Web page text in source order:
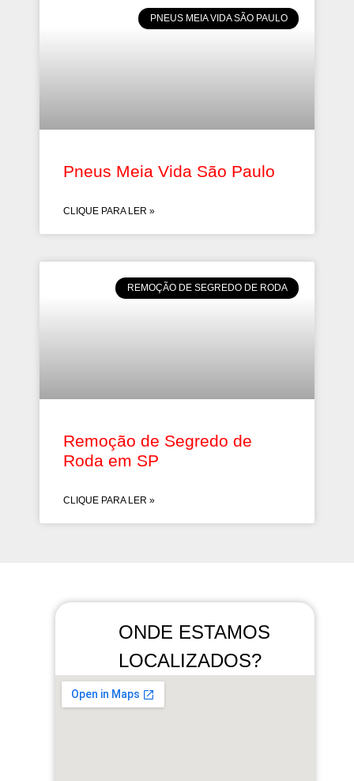
PNEUS MEIA VIDA SÃO PAULO
Pneus Meia Vida São Paulo
CLIQUE PARA LER »
REMOÇÃO DE SEGREDO DE RODA
Remoção de Segredo de
Roda em SP
CLIQUE PARA LER »
ONDE ESTAMOS
LOCALIZADOS?